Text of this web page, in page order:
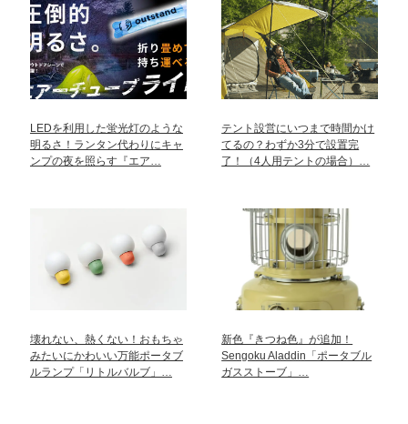
LEDを利用した蛍光灯のような
明るさ！ランタン代わりにキャ
ンプの夜を照らす『エア…
テント設営にいつまで時間かけ
てるの？わずか3分で設置完
了！（4人用テントの場合）…
壊れない、熱くない！おもちゃ
みたいにかわいい万能ポータブ
ルランプ「リトルバルブ」…
新色『きつね色』が追加！
Sengoku Aladdin「ポータブル
ガスストーブ」…